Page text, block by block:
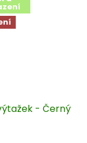
- Černý